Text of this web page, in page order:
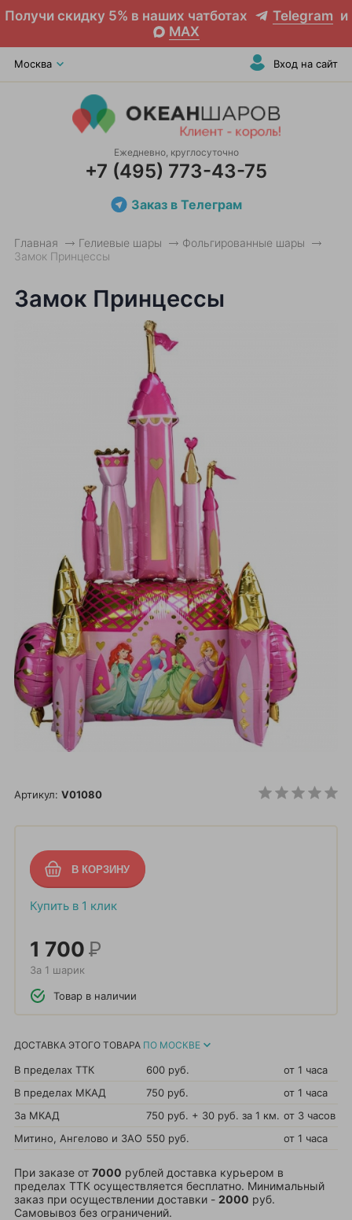
Получи скидку 5% в наших чатботах Telegram и
MAX
Москва Вход на сайт
Ежедневно, круглосуточно
+7 (495) 773-43-75
Заказ в Телеграм
Главная Гелиевые шары
Фольгированные шары
Замок Принцессы
Замок Принцессы
Артикул: V01080
Купить в 1 клик
1 700Р
За 1 шарик
Товар в наличии
ДОСТАВКА ЭТОГО ТОВАРА ПО МОСКВЕ
В пределах ТТК 600 руб.
от 1 часа
В пределах МКАД
750 руб.
от 1 часа
За МКАД
750 руб. + 30 руб. за 1 км. от 3 часов
Митино, Ангелово и ЗАО 550 руб. от 1 часа
При заказе от 7000 рублей доставка курьером в
пределах ТТК осуществляется бесплатно. Минимальный
заказ при осуществлении доставки - 2000 руб.
Самовывоз без ограничений.